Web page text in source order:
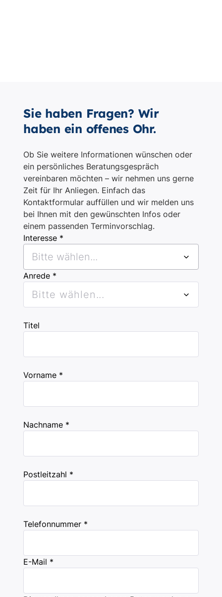
Sie haben Fragen? Wir
haben ein offenes Ohr.
Ob Sie weitere Informationen wünschen oder
ein persönliches Beratungsgespräch
vereinbaren möchten – wir nehmen uns gerne
Zeit für Ihr Anliegen. Einfach das
Kontaktformular auffüllen und wir melden uns
bei Ihnen mit den gewünschten Infos oder
einem passenden Terminvorschlag.
Interesse *
Bitte wählen...
Anrede *
Bitte wählen...
Titel
Vorname *
Nachname *
Postleitzahl *
Telefonnummer *
E-Mail *